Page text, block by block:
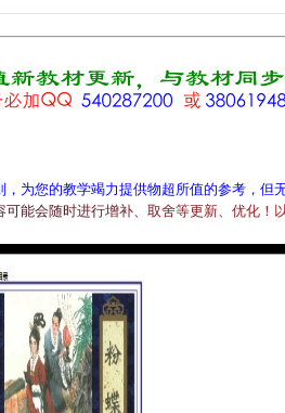
为您的教学竭力提供物超所值的参考，但
可能会随时进行增补、 取舍等更新、 优化 ！